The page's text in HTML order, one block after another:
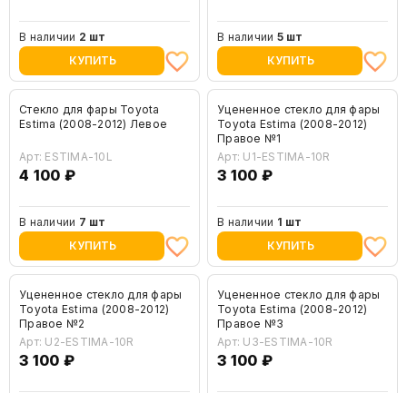
В наличии 2 шт
КУПИТЬ
В наличии 5 шт
КУПИТЬ
Стекло для фары Toyota
Estima (2008-2012) Левое
Арт: ESTIMA-10L
4 100 ₽
В наличии 7 шт
КУПИТЬ
Уцененное стекло для фары
Toyota Estima (2008-2012)
Правое №1
Арт: U1-ESTIMA-10R
3 100 ₽
В наличии 1 шт
КУПИТЬ
Уцененное стекло для фары
Toyota Estima (2008-2012)
Правое №2
Арт: U2-ESTIMA-10R
3 100 ₽
Уцененное стекло для фары
Toyota Estima (2008-2012)
Правое №3
Арт: U3-ESTIMA-10R
3 100 ₽